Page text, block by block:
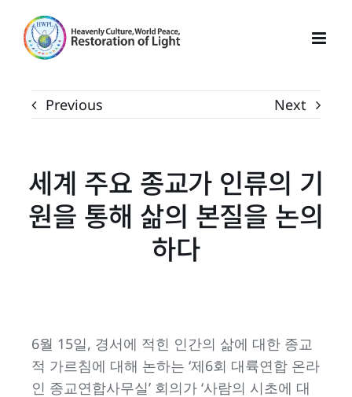
content
Previous Next
세계 주요 종교가 인류의 기
원을 통해 삶의 본질을 논의
하다
6월 15일, 경서에 적힌 인간의 삶에 대한 종교
적 가르침에 대해 논하는 ‘제6회 대륙연합 온라
인 종교연합사무실’ 회의가 ‘사람의 시초에 대